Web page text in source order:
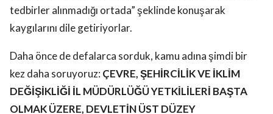
tedbirler alınmadığı ortada” şeklinde konuşarak
kaygılarını dile getiriyorlar.
Daha önce de defalarca sorduk, kamu adına şimdi bir
kez daha soruyoruz: ÇEVRE, ŞEHİRCİLİK VE İKLİM
DEĞİŞİKLİĞİ İL MÜDÜRLÜĞÜ YETKİLİLERİ BAŞTA
OLMAK ÜZERE, DEVLETİN ÜST DÜZEY